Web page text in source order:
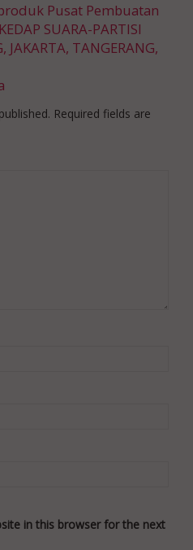
Pusat Pembuatan
SUARA-PARTISI
TANGERANG,
Required fields are
in this browser for the next